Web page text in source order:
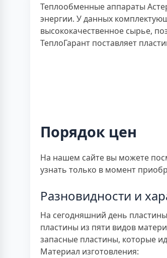
Теплообменные аппараты
энергии. У данных
высококачественное сырье,
ТеплоГарант поставляет
Порядок цен
На нашем сайте вы можете
узнать только в момент
Разновидности и
На сегодняшний день
пластины из пяти видов
запасные пластины, которые
Материал изготовления: